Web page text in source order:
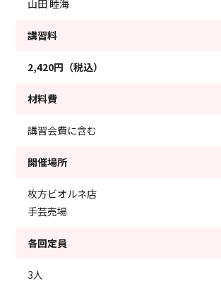
山田 睦海
講習料
2,420円（税込）
材料費
講習会費に含む
開催場所
枚方ビオルネ店
手芸売場
各回定員
3人